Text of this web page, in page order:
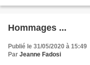
Hommages ...
Publié le 31/05/2020 à 15:49
Par Jeanne Fadosi